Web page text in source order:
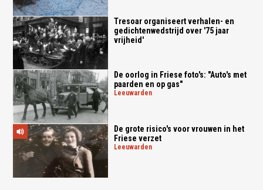
Tresoar organiseert verhalen- en
gedichtenwedstrijd over '75 jaar
vrijheid'
De oorlog in Friese foto's: "Auto's met
paarden en op gas"
leeuwarden
De grote risico's voor vrouwen in het
Friese verzet
leeuwarden